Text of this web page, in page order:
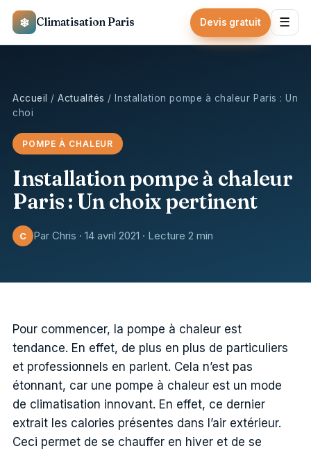
❄ Climatisation Paris Devis gratuit ☰
Accueil /Actualités / Installation pompe à chaleur Paris : Un
choi
POMPE À CHALEUR
Installation pompe à chaleur
Paris : Un choix pertinent
C Par Chris · 14 avril 2021 · Lecture 2 min
Pour commencer, la pompe à chaleur est
tendance. En effet, de plus en plus de particuliers
et professionnels en parlent. Cela n’est pas
étonnant, car une pompe à chaleur est un mode
de climatisation innovant. En effet, ce dernier
extrait les calories présentes dans l’air extérieur.
Ceci permet de se chauffer en hiver et de se